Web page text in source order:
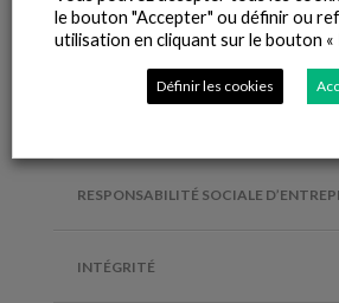
RESPONSABILITÉ SOCIALE
INTÉGRITÉ
le bouton "Accepter" ou définir ou
utilisation en cliquant sur le bouton «
Définir les cookies